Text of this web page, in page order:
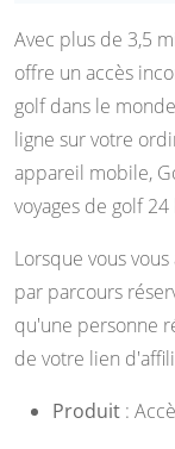
Avec plus de 3,5
offre un accès
golf dans le
ligne sur votre
appareil mobile,
voyages de golf
Lorsque vous
par parcours
qu'une personne
de votre lien
Produit :